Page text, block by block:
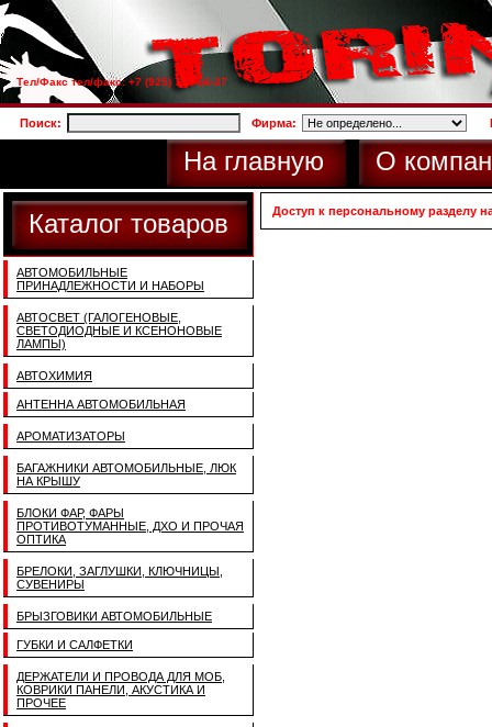
Тел/Факс тел/факс: +7 (925) 733-66-27
Поиск: Фирма:
На главную О
Каталог товаров
АВТОМОБИЛЬНЫЕ
ПРИНАДЛЕЖНОСТИ И НАБОРЫ
АВТОСВЕТ (ГАЛОГЕНОВЫЕ,
СВЕТОДИОДНЫЕ И КСЕНОНОВЫЕ
ЛАМПЫ)
АВТОХИМИЯ
АНТЕННА АВТОМОБИЛЬНАЯ
АРОМАТИЗАТОРЫ
БАГАЖНИКИ АВТОМОБИЛЬНЫЕ, ЛЮК
НА КРЫШУ
БЛОКИ ФАР, ФАРЫ
ПРОТИВОТУМАННЫЕ, ДХО И ПРОЧАЯ
ОПТИКА
БРЕЛОКИ, ЗАГЛУШКИ, КЛЮЧНИЦЫ,
СУВЕНИРЫ
БРЫЗГОВИКИ АВТОМОБИЛЬНЫЕ
ГУБКИ И САЛФЕТКИ
ДЕРЖАТЕЛИ И ПРОВОДА ДЛЯ МОБ,
КОВРИКИ ПАНЕЛИ, АКУСТИКА И
ПРОЧЕЕ
Доступ к персональному разделу